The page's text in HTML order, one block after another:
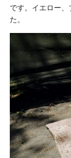
です。イエロー
た。